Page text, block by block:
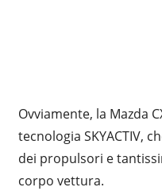
Ovviamente, la Mazda
tecnologia SKYACTIV,
dei propulsori e
corpo vettura.